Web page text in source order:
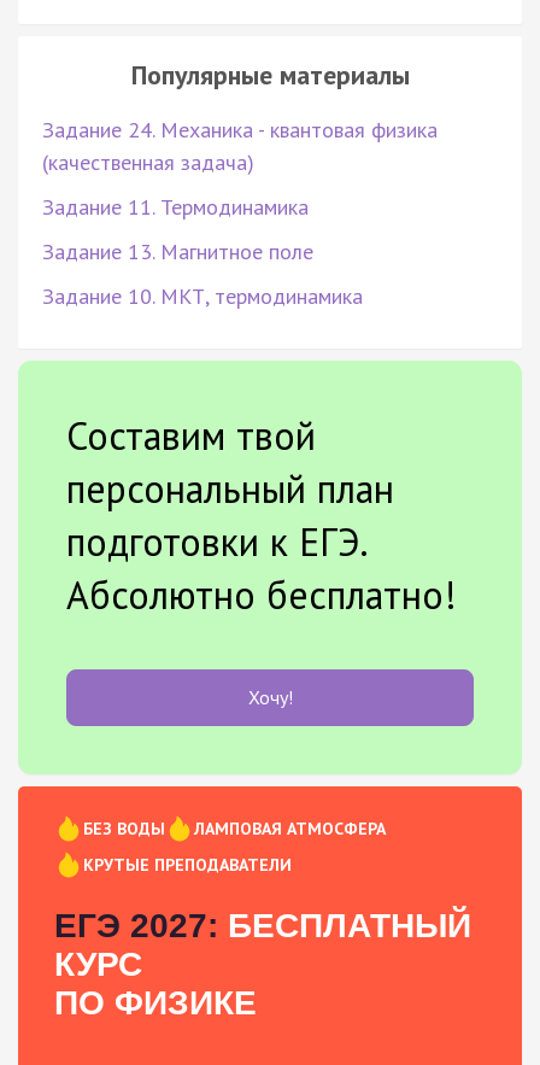
Популярные материалы
Задание 24. Механика - квантовая физика
(качественная задача)
Задание 11. Термодинамика
Задание 13. Магнитное поле
Задание 10. МКТ, термодинамика
Составим твой
персональный план
подготовки к ЕГЭ.
Абсолютно бесплатно!
Хочу!
БЕЗ ВОДЫ
ЛАМПОВАЯ АТМОСФЕРА
КРУТЫЕ ПРЕПОДАВАТЕЛИ
ЕГЭ 2027: БЕСПЛАТНЫЙ
КУРС
ПО ФИЗИКЕ